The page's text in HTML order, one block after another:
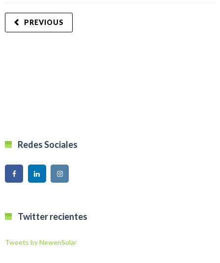
PREVIOUS
Redes Sociales
Twitter recientes
Tweets by NewenSolar